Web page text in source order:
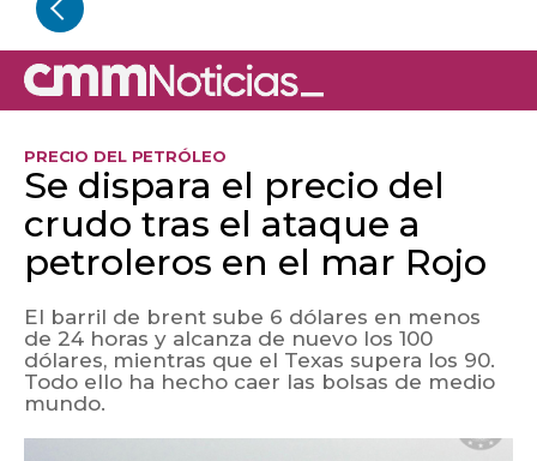
PRECIO DEL PETRÓLEO
Se dispara el precio del
crudo tras el ataque a
petroleros en el mar Rojo
El barril de brent sube 6 dólares en menos
de 24 horas y alcanza de nuevo los 100
dólares, mientras que el Texas supera los 90.
Todo ello ha hecho caer las bolsas de medio
mundo.